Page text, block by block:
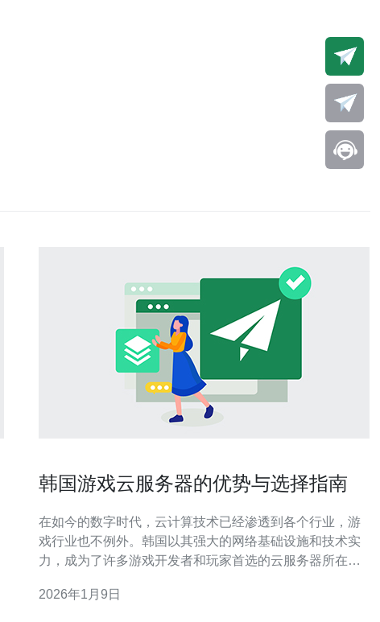
韩国游戏云服务器的优势与选择指南
在如今的数字时代，云计算技术已经渗透到各个行业，游
戏行业也不例外。韩国以其强大的网络基础设施和技术实
力，成为了许多游戏开发者和玩家首选的云服务器所在
择和使用的实用指南。 云服务器已成为游戏行业中的重要
2026年1月9日